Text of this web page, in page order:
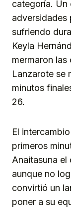
categoría. Un
adversidades
sufriendo
Keyla
mermaron las
Lanzarote se
minutos
26.
El
primeros
Anaitasuna el
aunque no
convirtió un
poner a su